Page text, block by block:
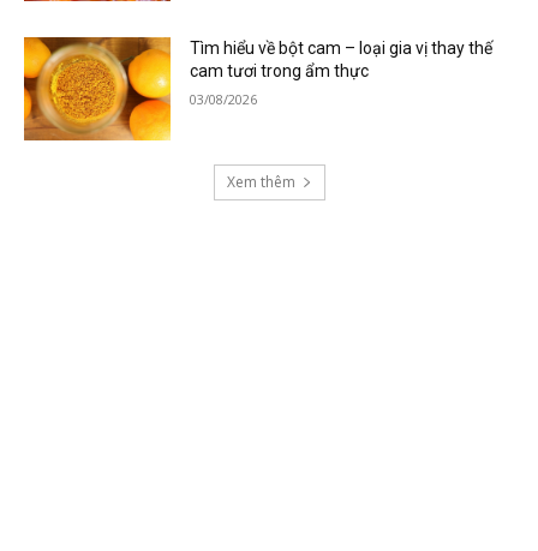
Tìm hiểu về bột cam – loại gia vị thay thế
cam tươi trong ẩm thực
03/08/2026
Xem thêm